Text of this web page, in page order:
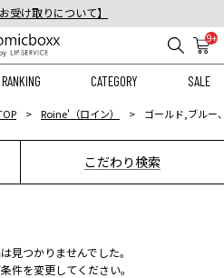
受け取りについて】
のご注文で送料無料！
9+
RANKING CATEGORY SALE
Roine'（ロイン） ゴールド,ブルー
こだわり検索
見つかりませんでした。
件を変更してください。